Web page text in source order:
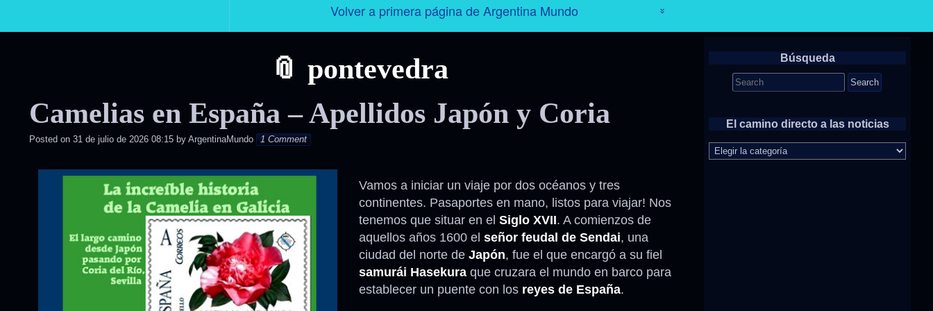
Volver a primera página de Argentina Mundo
Tango
Personajes
Deporte
Radio – Televisión – Cine
pontevedra
Camelias en España – Apellidos Japón y Coria
Posted on 31 de julio de 2026 08:15 by ArgentinaMundo 1 Comment
Vamos a iniciar un viaje por dos océanos y tres
continentes. Pasaportes en mano, listos para viajar! Nos
tenemos que situar en el Siglo XVII. A comienzos de
aquellos años 1600 el señor feudal de Sendai, una
ciudad del norte de Japón, fue el que encargó a su fiel
samurái Hasekuraque cruzara el mundo en barco para
establecer un puente con los reyes de España.
Búsqueda
Search
for:
El camino directo a las noticias
El
camino